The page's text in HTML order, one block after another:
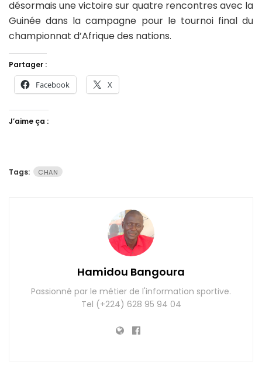
désormais une victoire sur quatre rencontres avec la
Guinée dans la campagne pour le tournoi final du
championnat d’Afrique des nations.
Partager :
Facebook X
J’aime ça :
Tags: CHAN
Hamidou Bangoura
Passionné par le métier de l'information sportive.
Tel (+224) 628 95 94 04